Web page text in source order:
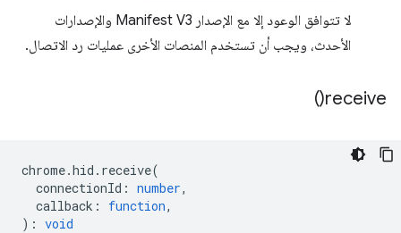
لا تتوافق الوعود إلا مع الإصدار Manifest V3 والإصدارات
الأحدث، ويجب أن تستخدم المنصات الأخرى عمليات رد الاتصال.
receive(
)
chrome.hid . receive(
connectionId : number,
callback : function,
) : void